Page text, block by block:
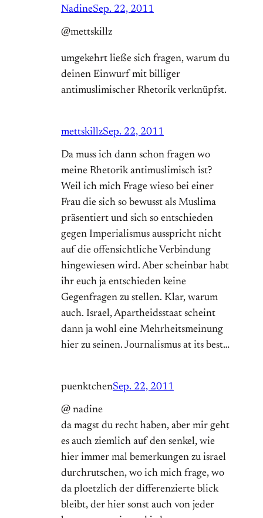
NadineSep. 22, 2011
@mettskillz
umgekehrt ließe sich fragen, warum du
deinen Einwurf mit billiger
antimuslimischer Rhetorik verknüpfst.
mettskillzSep. 22, 2011
Da muss ich dann schon fragen wo
meine Rhetorik antimuslimisch ist?
Weil ich mich Frage wieso bei einer
Frau die sich so bewusst als Muslima
präsentiert und sich so entschieden
gegen Imperialismus ausspricht nicht
auf die offensichtliche Verbindung
hingewiesen wird. Aber scheinbar habt
ihr euch ja entschieden keine
Gegenfragen zu stellen. Klar, warum
auch. Israel, Apartheidsstaat scheint
dann ja wohl eine Mehrheitsmeinung
hier zu seinen. Journalismus at its best…
puenktchenSep. 22, 2011
@ nadine
da magst du recht haben, aber mir geht
es auch ziemlich auf den senkel, wie
hier immer mal bemerkungen zu israel
durchrutschen, wo ich mich frage, wo
da ploetzlich der differenzierte blick
bleibt, der hier sonst auch von jeder